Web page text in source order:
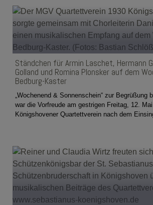
Ständchen für Armin Laschet, Hermann
Golland und Romina Plonsker auf dem
Bedburg-Kaster
„Wochenend & Sonnenschein“ zur Begrüßung
war die Vorfreude am gestrigen Freitag, 12.
Königshovener Quartettverein nach dem